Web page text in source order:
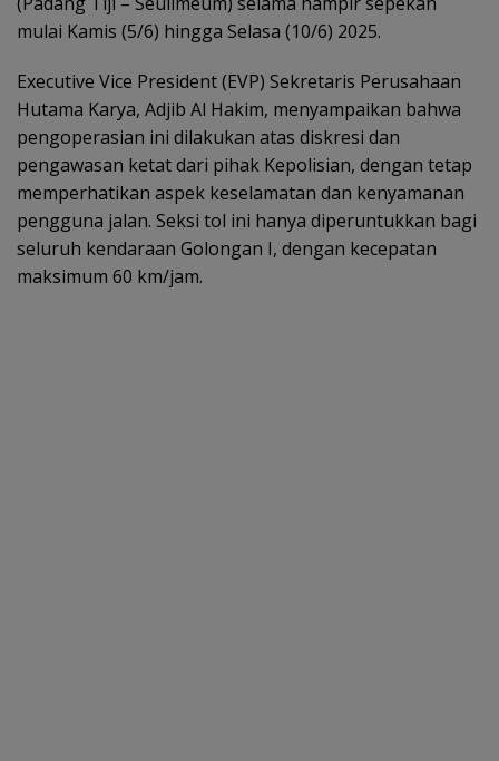
mulai Kamis (5/6) hingga Selasa (10/6) 2025.
Executive Vice President (EVP) Sekretaris Perusahaan
Hutama Karya, Adjib Al Hakim, menyampaikan bahwa
pengoperasian ini dilakukan atas diskresi dan
pengawasan ketat dari pihak Kepolisian, dengan tetap
memperhatikan aspek keselamatan dan kenyamanan
pengguna jalan. Seksi tol ini hanya diperuntukkan bagi
seluruh kendaraan Golongan I, dengan kecepatan
maksimum 60 km/jam.